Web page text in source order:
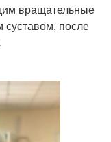
вращательные
после